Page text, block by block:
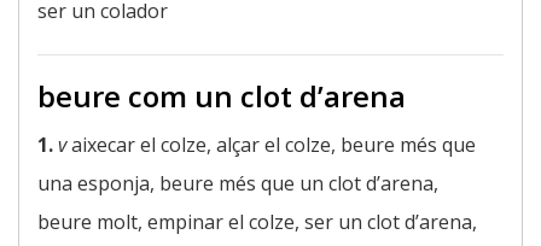
ser un colador
beure com un clot d’arena
1.vaixecar el colze, alçar el colze, beure més que
una esponja, beure més que un clot d’arena,
beure molt, empinar el colze, ser un clot d’arena,